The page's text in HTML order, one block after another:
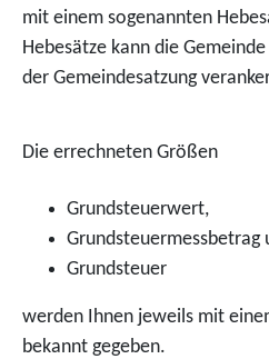
mit einem sogenannten
Hebesätze kann die
der Gemeindesatzung
Die errechneten Größen
Grundsteuerwert,
Grundsteuermessbetrag
Grundsteuer
werden Ihnen jeweils mit
bekannt gegeben.